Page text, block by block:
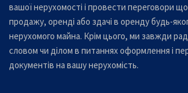
вашої нерухомості і провести переговори
продажу, оренді або здачі в оренду будь-
нерухомого майна. Крім цього, ми завжди
словом чи ділом в питаннях оформлення і
документів на вашу нерухомість.